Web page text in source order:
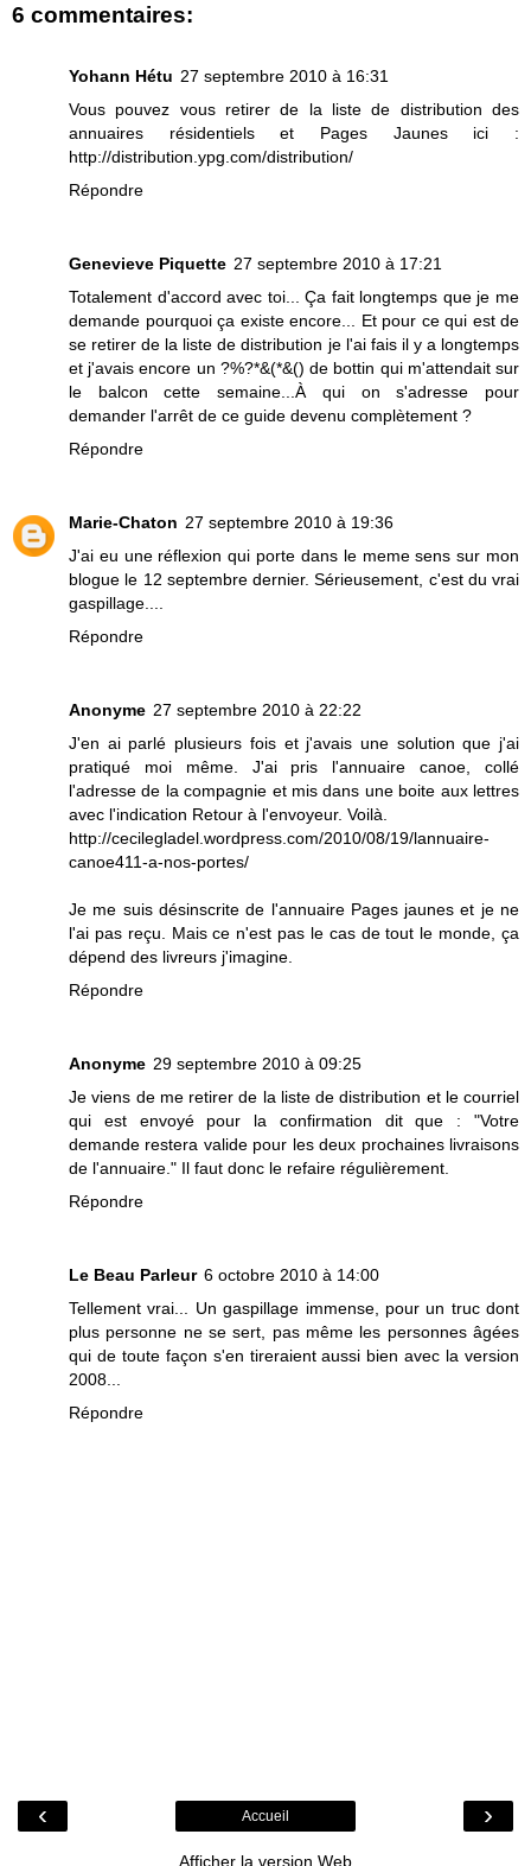
6 commentaires:
Yohann Hétu 27 septembre 2010 à 16:31
Vous pouvez vous retirer de la liste de distribution des
annuaires résidentiels et Pages Jaunes ici :
http://distribution.ypg.com/distribution/
Répondre
Genevieve Piquette 27 septembre 2010 à 17:21
Totalement d'accord avec toi... Ça fait longtemps que je me
demande pourquoi ça existe encore... Et pour ce qui est de
se retirer de la liste de distribution je l'ai fais il y a longtemps
et j'avais encore un ?%?*&(*&() de bottin qui m'attendait sur
le balcon cette semaine...À qui on s'adresse pour
demander l'arrêt de ce guide devenu complètement ?
Répondre
Marie-Chaton 27 septembre 2010 à 19:36
J'ai eu une réflexion qui porte dans le meme sens sur mon
blogue le 12 septembre dernier. Sérieusement, c'est du vrai
gaspillage....
Répondre
Anonyme 27 septembre 2010 à 22:22
J'en ai parlé plusieurs fois et j'avais une solution que j'ai
pratiqué moi même. J'ai pris l'annuaire canoe, collé
l'adresse de la compagnie et mis dans une boite aux lettres
avec l'indication Retour à l'envoyeur. Voilà.
http://cecilegladel.wordpress.com/2010/08/19/lannuaire-
canoe411-a-nos-portes/
Je me suis désinscrite de l'annuaire Pages jaunes et je ne
l'ai pas reçu. Mais ce n'est pas le cas de tout le monde, ça
dépend des livreurs j'imagine.
Répondre
Anonyme 29 septembre 2010 à 09:25
Je viens de me retirer de la liste de distribution et le courriel
qui est envoyé pour la confirmation dit que : "Votre
demande restera valide pour les deux prochaines livraisons
de l'annuaire." Il faut donc le refaire régulièrement.
Répondre
Le Beau Parleur 6 octobre 2010 à 14:00
Tellement vrai... Un gaspillage immense, pour un truc dont
plus personne ne se sert, pas même les personnes âgées
qui de toute façon s'en tireraient aussi bien avec la version
2008...
Répondre
‹ ›
Accueil
Afficher la version Web